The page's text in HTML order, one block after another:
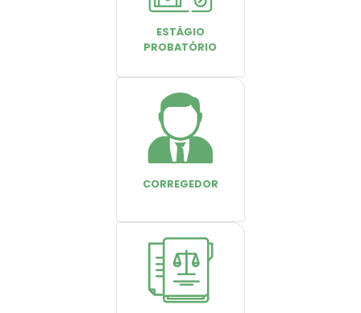
ESTÁGIO
PROBATÓRIO
CORREGEDOR